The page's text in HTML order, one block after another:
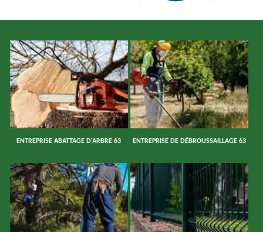
ENTREPRISE ABATTAGE D'ARBRE 63 ENTREPRISE DE DÉBROUSSAILLAGE 63